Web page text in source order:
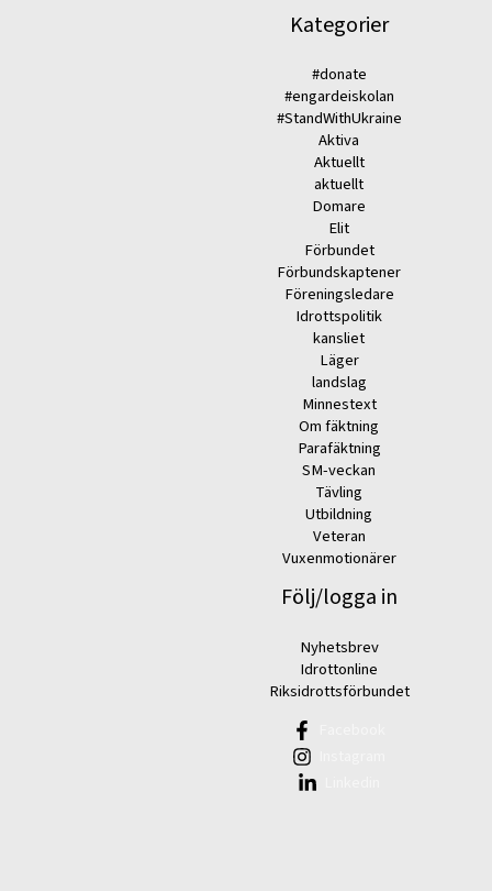
Kategorier
#donate
#engardeiskolan
#StandWithUkraine
Aktiva
Aktuellt
aktuellt
Domare
Elit
Förbundet
Förbundskaptener
Föreningsledare
Idrottspolitik
kansliet
Läger
landslag
Minnestext
Om fäktning
Parafäktning
SM-veckan
Tävling
Utbildning
Veteran
Vuxenmotionärer
Följ/logga in
Nyhetsbrev
Idrottonline
Riksidrottsförbundet